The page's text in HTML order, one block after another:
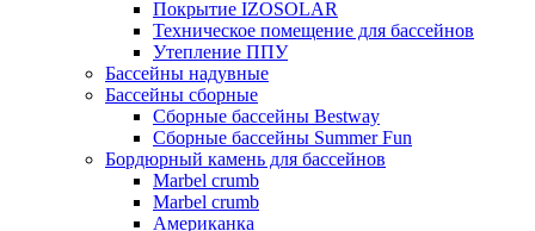
Покрытие IZOSOLAR
Техническое помещение для бассейнов
Утепление ППУ
Бассейны надувные
Бассейны сборные
Сборные бассейны Bestway
Сборные бассейны Summer Fun
Бордюрный камень для бассейнов
Marbel crumb
Marbel crumb
Американка